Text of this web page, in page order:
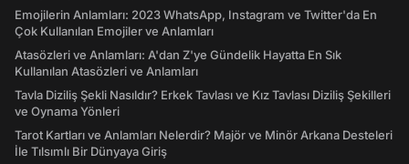
Emojilerin Anlamları: 2023 WhatsApp, Instagram ve Twitter'da En
Çok Kullanılan Emojiler ve Anlamları
Atasözleri ve Anlamları: A'dan Z'ye Gündelik Hayatta En Sık
Kullanılan Atasözleri ve Anlamları
Tavla Diziliş Şekli Nasıldır? Erkek Tavlası ve Kız Tavlası Diziliş Şekilleri
ve Oynama Yönleri
Tarot Kartları ve Anlamları Nelerdir? Majör ve Minör Arkana Desteleri
İle Tılsımlı Bir Dünyaya Giriş